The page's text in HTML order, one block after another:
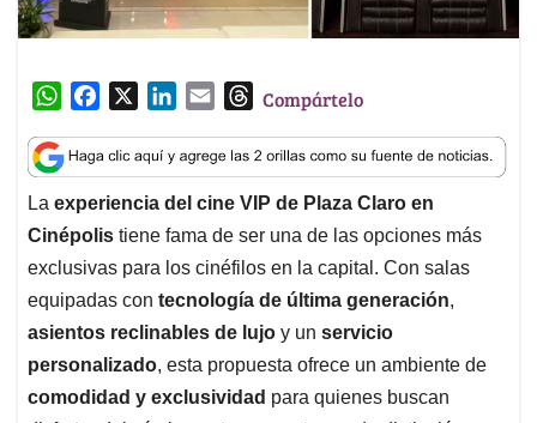
W
a
t
s
A
p
p
c
e
b
o
o
k
n
k
e
d
I
n
a
i
l
T
r
e
a
d
s
Compártelo
La experiencia del cine VIP de Plaza Claro en
Cinépolis tiene fama de ser una de las opciones más
exclusivas para los cinéfilos en la capital. Con salas
equipadas con tecnología de última generación,
asientos reclinables de lujo y un servicio
personalizado, esta propuesta ofrece un ambiente de
comodidad y exclusividad para quienes buscan